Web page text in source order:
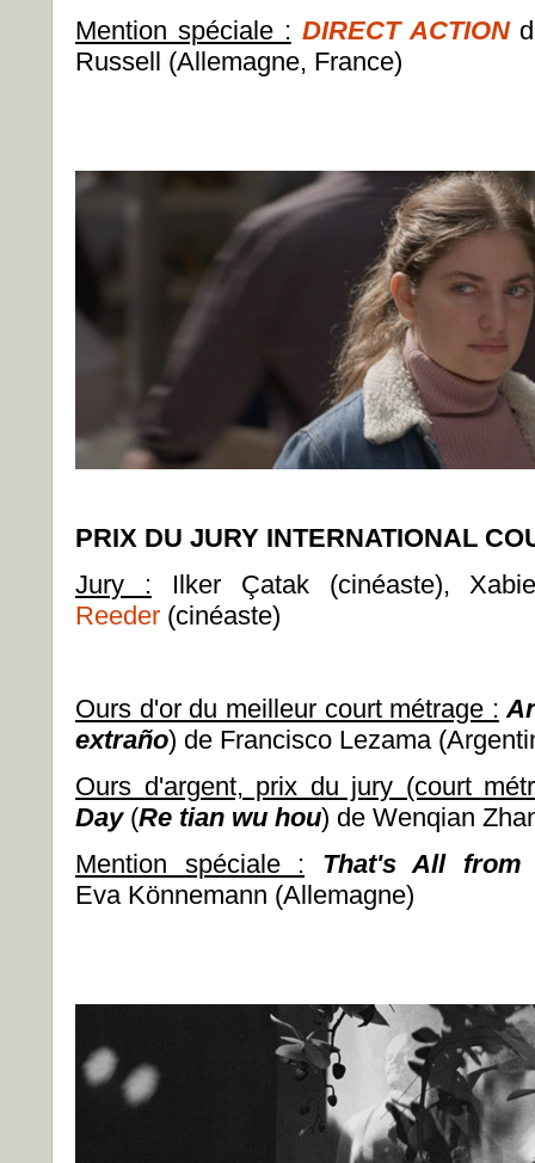
Mention spéciale : DIRECT ACTION
Russell (Allemagne, France)
PRIX DU JURY INTERNATIONAL
Jury :
Ilker Çatak (cinéaste),
Reeder (cinéaste)
Ours d'or du meilleur court métrage :
extraño) de Francisco Lezama
Ours d'argent, prix du jury (court
Day (Re tian wu hou) de Wenqian
Mention spéciale :
That's All from
Eva Könnemann (Allemagne)